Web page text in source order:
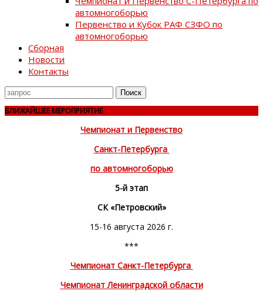
автомногоборью
Первенство и Кубок РАФ СЗФО по
автомногоборью
Сборная
Новости
Контакты
Поиск
для
БЛИЖАЙШЕЕ МЕРОПРИЯТИЕ
Чемпионат и Первенство
Санкт-Петербурга
по автомногоборью
5-й этап
СК «Петровский»
15-16 августа 2026 г.
***
Чемпионат Санкт-Петербурга
Чемпионат Ленинградской области